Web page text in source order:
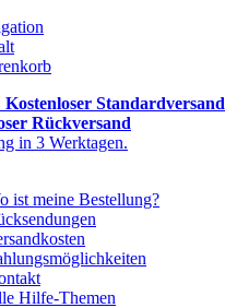
Kostenloser Standardversand
Rückversand
in 3 Werktagen.
ist meine Bestellung?
Hilfe-Themen